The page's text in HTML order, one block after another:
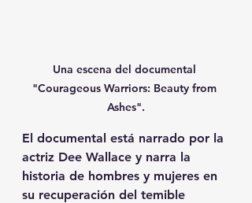
Una escena del documental
"Courageous Warriors: Beauty from
Ashes".
El documental está narrado por la
actriz Dee Wallace y narra la
historia de hombres y mujeres en
su recuperación del temible